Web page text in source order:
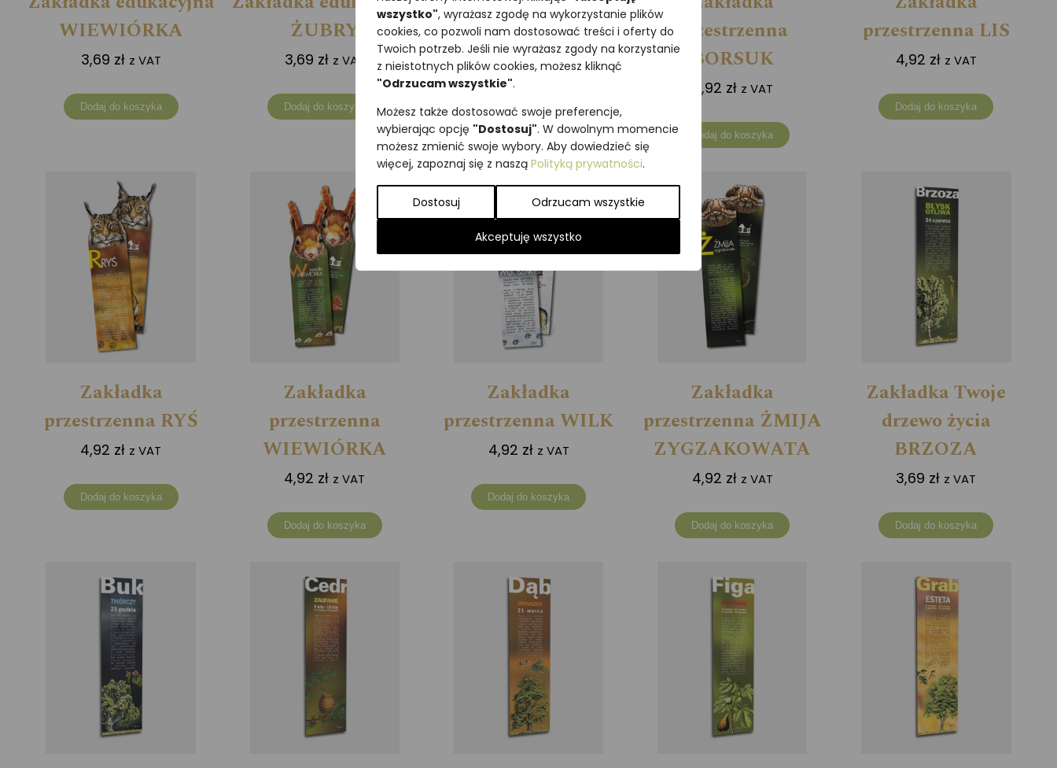
wszystko", wyrażasz zgodę na wykorzystanie plików
cookies, co pozwoli nam dostosować treści i oferty do
Twoich potrzeb. Jeśli nie wyrażasz zgody na korzystanie
z nieistotnych plików cookies, możesz kliknąć
"Odrzucam wszystkie".
Możesz także dostosować swoje preferencje,
wybierając opcję "Dostosuj". W dowolnym momencie
możesz zmienić swoje wybory. Aby dowiedzieć się
więcej, zapoznaj się z naszą Polityką prywatności.
Dostosuj Odrzucam wszystkie
Akceptuję wszystko
WIEWIÓRKA
3,69 zł z VAT
Dodaj do koszyka
ŻUBRY
3,69 zł z VAT
Dodaj do koszyka
ŁOSIE
3,69zł z VAT
Dodaj do koszyka
przestrzenna
BORSUK
4,92 zł z VAT
Dodaj do koszyka
przestrzenna LIS
4,92 zł z VAT
Dodaj do koszyka
Zakładka
przestrzenna RYŚ
4,92 zł z VAT
Dodaj do koszyka
Zakładka
przestrzenna
WIEWIÓRKA
4,92 zł z VAT
Dodaj do koszyka
Zakładka
przestrzenna WILK
4,92 zł z VAT
Dodaj do koszyka
Zakładka
przestrzenna ŻMIJA
ZYGZAKOWATA
4,92 zł z VAT
Dodaj do koszyka
Zakładka Twoje
drzewo życia
BRZOZA
3,69 zł z VAT
Dodaj do koszyka